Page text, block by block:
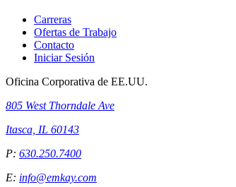
Carreras
Ofertas de Trabajo
Contacto
Iniciar Sesión
Oficina Corporativa de EE.UU.
805 West Thorndale Ave
Itasca, IL 60143
P: 630.250.7400
E: info@emkay.com